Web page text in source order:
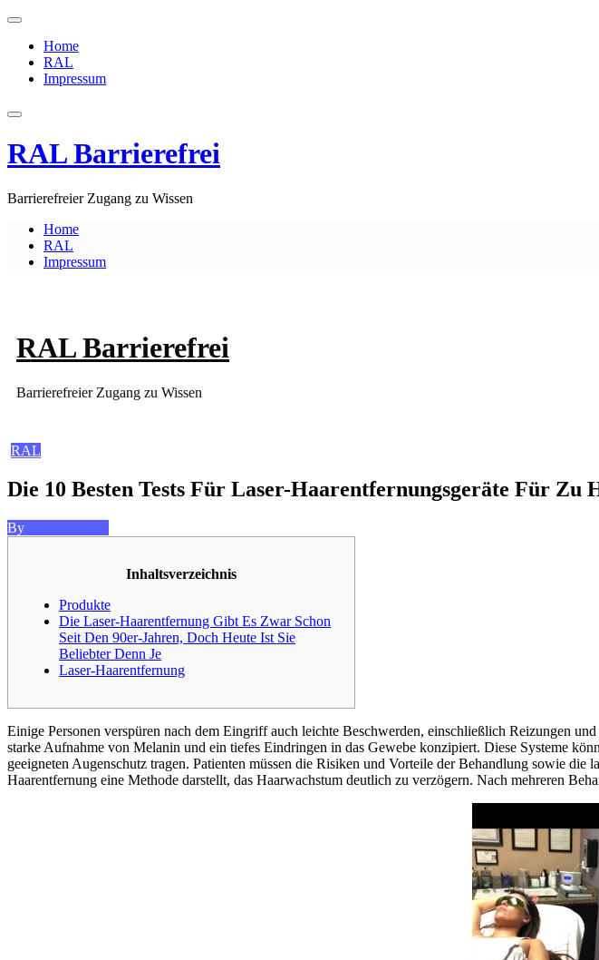
Skip
contentHome
RAL
Impressum
RAL Barrierefrei
Barrierefreier Zugang zu Wissen
Home
RAL
Impressum
RAL Barrierefrei
Barrierefreier Zugang zu Wissen
RAL
Die 10 Besten Tests Für Laser-Haarentfernungsgeräte Für Zu
By
Inhaltsverzeichnis
Produkte
Die Laser-Haarentfernung Gibt Es Zwar Schon
Seit Den 90er-Jahren, Doch Heute Ist Sie
Beliebter Denn Je
Laser-Haarentfernung
Einige Personen verspüren nach dem Eingriff auch leichte Beschwerden, einschließlich Reizungen
starke Aufnahme von Melanin und ein tiefes Eindringen in das Gewebe konzipiert. Diese Systeme
geeigneten Augenschutz tragen. Patienten müssen die Risiken und Vorteile der Behandlung sowie
Haarentfernung eine Methode darstellt, das Haarwachstum deutlich zu verzögern. Nach mehreren